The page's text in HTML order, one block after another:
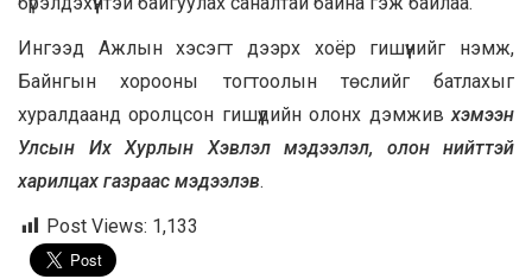
Ингээд Ажлын хэсэгт дээрх хоёр гишүүнийг нэмж,
Байнгын хорооны тогтоолын төслийг батлахыг
хуралдаанд оролцсон гишүүдийн олонх дэмживхэмээн
Улсын Их Хурлын Хэвлэл мэдээлэл, олон нийттэй
харилцах газраас мэдээлэв.
Post Views: 1,133